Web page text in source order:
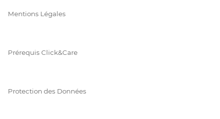
Mentions Légales
Prérequis Click&Care
Protection des Données